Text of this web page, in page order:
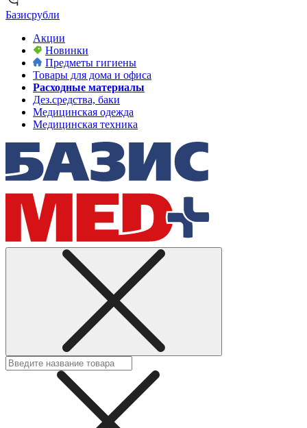
Базисрубли
Акции
Новинки
Предметы гигиены
Товары для дома и офиса
Расходные материалы
Дез.средства, баки
Медицинская одежда
Медицинская техника